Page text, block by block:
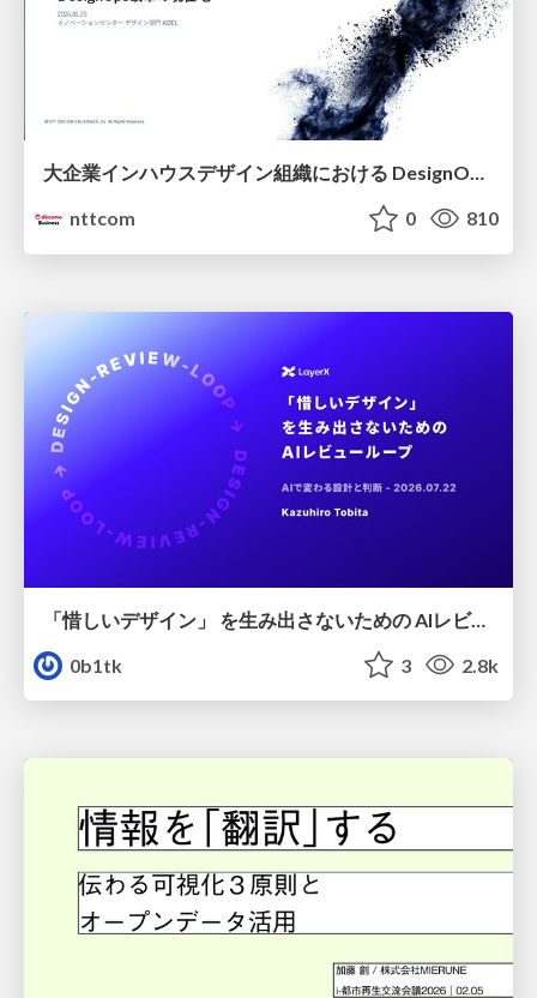
大企業インハウスデザイン組織における DesignOps改革の現在地 / DesignOps at Scale: Navigating Transformation in Large Enterprises
nttcom
0 810
「惜しいデザイン」 を生み出さないための AIレビューループ
0b1tk
3 2.8k